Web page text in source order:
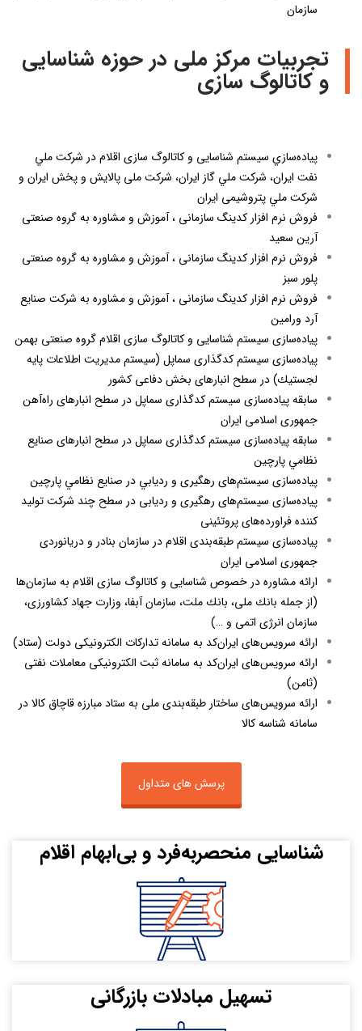
سازمان
تجربیات مرکز ملی در حوزه شناسایی
و کاتالوگ سازی
پياده‌سازي سیستم شناسایی و کاتالوگ سازی اقلام در شركت ملي
نفت ايران، شركت ملي گاز ايران، شركت ملی پالايش و پخش ايران و
شركت ملي پتروشيمی ايران
فروش نرم افزار کدینگ سازمانی ، آموزش و مشاوره به گروه صنعتی
آرین سعید
فروش نرم افزار کدینگ سازمانی ، آموزش و مشاوره به گروه صنعتی
پلور سبز
فروش نرم افزار کدینگ سازمانی ، آموزش و مشاوره به شرکت صنایع
آرد ورامین
پياده‌سازی سیستم شناسایی و کاتالوگ سازی اقلام گروه صنعتی بهمن
پياده‌سازی سيستم كدگذاری سماپل (سيستم مديريت اطلاعات پايه
لجستيك) در سطح انبارهای بخش دفاعی كشور
سابقه پياده‌سازی سيستم كدگذاری سماپل در سطح انبارهای راه‌آهن
جمهوری اسلامی ايران
سابقه پياده‌سازی سيستم كدگذاری سماپل در سطح انبارهای صنايع
نظامي پارچين
پياده‌سازی سيستم‌های رهگیری و رديابي در صنايع نظامي پارچين
پياده‌سازی سيستم‌های رهگيری و رديابی در سطح چند شركت توليد
كننده فراورده‌های پروتئينی
پياده‌سازی سيستم طبقه‌بندی اقلام در سازمان بنادر و دريانوردی
جمهوری اسلامی ايران
ارائه مشاوره در خصوص شناسایی و کاتالوگ سازی اقلام به سازمان‌ها
(از جمله بانك ملی، بانك ملت، سازمان آبفا، وزارت جهاد كشاورزی،
سازمان انرژی اتمی و …)
ارائه سرويس‌های ايران‌كد به سامانه تداركات الكترونيكی دولت (ستاد)
ارائه سرويس‌های ايران‌كد به سامانه ثبت الكترونيكی معاملات نفتی
(ثامن)
ارائه سرويس‌های ساختار طبقه‌بندی ملی به ستاد مبارزه قاچاق كالا در
سامانه شناسه كالا
پرسش های متداول
شناسایی منحصربه‌فرد و بی‌ابهام اقلام
تسهيل مبادلات بازرگانی